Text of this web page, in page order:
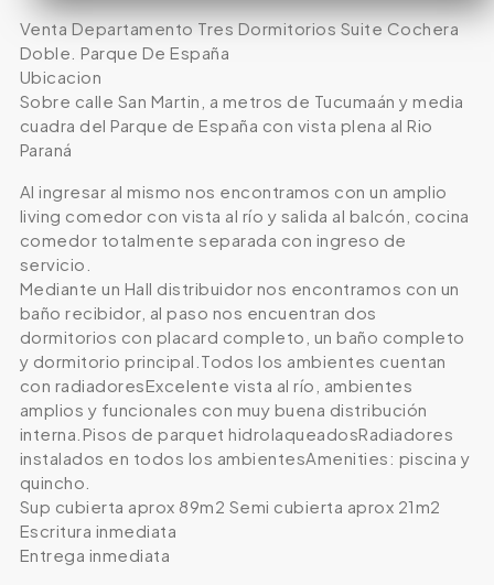
Venta Departamento Tres Dormitorios Suite Cochera
Doble. Parque De España
Ubicacion
Sobre calle San Martin, a metros de Tucumaán y media
cuadra del Parque de España con vista plena al Rio
Paraná
Al ingresar al mismo nos encontramos con un amplio
living comedor con vista al río y salida al balcón, cocina
comedor totalmente separada con ingreso de
servicio.
Mediante un Hall distribuidor nos encontramos con un
baño recibidor, al paso nos encuentran dos
dormitorios con placard completo, un baño completo
y dormitorio principal.Todos los ambientes cuentan
con radiadoresExcelente vista al río, ambientes
amplios y funcionales con muy buena distribución
interna.Pisos de parquet hidrolaqueadosRadiadores
instalados en todos los ambientesAmenities: piscina y
quincho.
Sup cubierta aprox 89m2 Semi cubierta aprox 21m2
Escritura inmediata
Entrega inmediata